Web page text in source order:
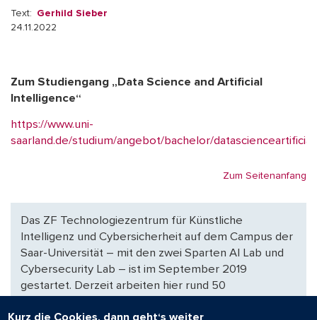
Text: Gerhild Sieber
24.11.2022
Zum Studiengang „Data Science and Artificial
Intelligence“
https://www.uni-
saarland.de/studium/angebot/bachelor/
Zum Seitenanfang
Das ZF Technologiezentrum für Künstliche
Intelligenz und Cybersicherheit auf dem Campus der
Saar-Universität – mit den zwei Sparten AI Lab und
Cybersecurity Lab – ist im September 2019
gestartet. Derzeit arbeiten hier rund 50
Kurz die Cookies, dann geht‘s weiter